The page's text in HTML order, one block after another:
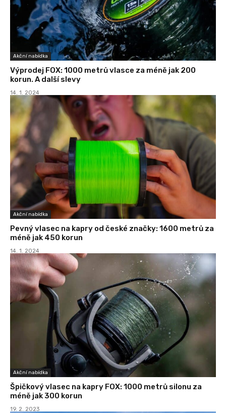
Akční nabídka
Výprodej FOX: 1000 metrů vlasce za méně jak 200
korun. A další slevy
14. 1. 2024
Akční nabídka
Pevný vlasec na kapry od české značky: 1600 metrů za
méně jak 450 korun
14. 1. 2024
Akční nabídka
Špičkový vlasec na kapry FOX: 1000 metrů silonu za
méně jak 300 korun
19. 2. 2023